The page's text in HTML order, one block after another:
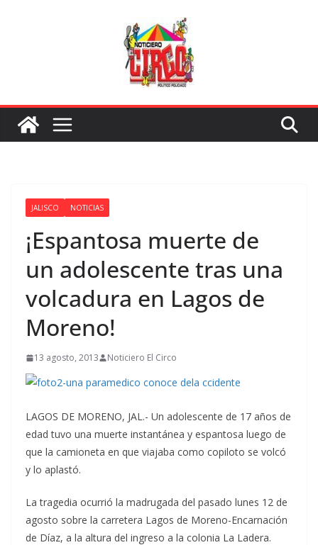
JALISCO NOTICIAS
¡Espantosa muerte de
un adolescente tras una
volcadura en Lagos de
Moreno!
13 agosto, 2013 Noticiero El Circo
LAGOS DE MORENO, JAL.- Un adolescente de 17 años de
edad tuvo una muerte instantánea y espantosa luego de
que la camioneta en que viajaba como copiloto se volcó
y lo aplastó.
La tragedia ocurrió la madrugada del pasado lunes 12 de
agosto sobre la carretera Lagos de Moreno-Encarnación
de Díaz, a la altura del ingreso a la colonia La Ladera.